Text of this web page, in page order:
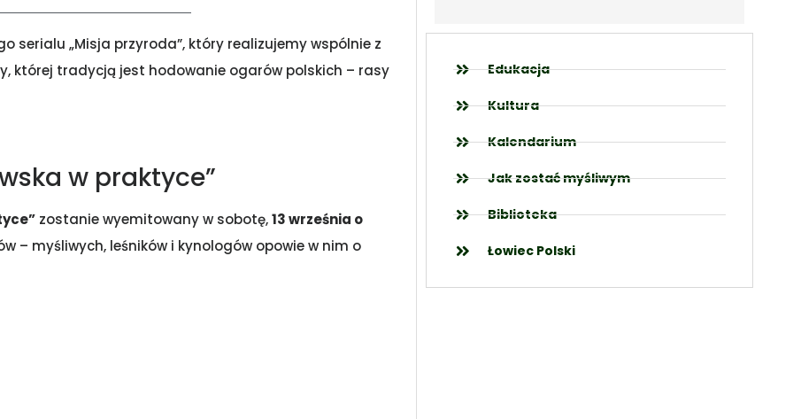
„Misja przyroda”, który realizujemy wspólnie z
której tradycją jest hodowanie ogarów polskich – rasy
w praktyce”
zostanie wyemitowany w sobotę,13 września o
– myśliwych, leśników i kynologów opowie w nim o
Edukacja
Kultura
Kalendarium
Jak zostać myśliwym
Biblioteka
Łowiec Polski